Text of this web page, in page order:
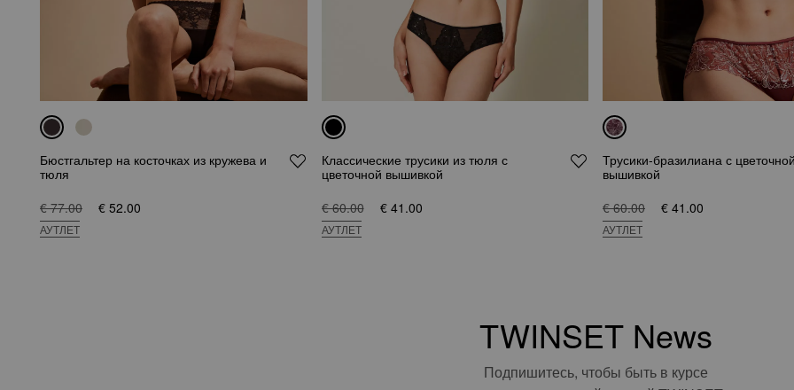
Бюстгальтер на косточках из кружева и
тюля
€ 77.00
€ 52.00
АУТЛЕТ
Классические трусики из тюля с
цветочной вышивкой
€ 60.00
€ 41.00
АУТЛЕТ
Трусики-бразилиана с
вышивкой
€ 60.00
€ 41.00
АУТЛЕТ
TWINSET News
Подпишитесь, чтобы быть в курсе